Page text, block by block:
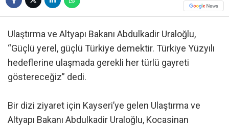
Ulaştırma ve Altyapı Bakanı Abdulkadir Uraloğlu,
“Güçlü yerel, güçlü Türkiye demektir. Türkiye Yüzyılı
hedeflerine ulaşmada gerekli her türlü gayreti
göstereceğiz” dedi.
Bir dizi ziyaret için Kayseri’ye gelen Ulaştırma ve
Altyapı Bakanı Abdulkadir Uraloğlu, Kocasinan